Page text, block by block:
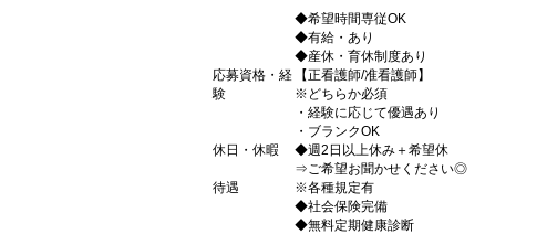
◆希望時間専従OK
◆有給・あり
◆産休・育休制度あり
応募資格・経
験
【正看護師/准看護師】
※どちらか必須
・経験に応じて優遇あり
・ブランクOK
休日・休暇
◆週2日以上休み＋希望休
⇒ご希望お聞かせください◎
待遇
※各種規定有
◆社会保険完備
◆無料定期健康診断